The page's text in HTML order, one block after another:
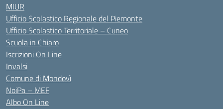
MIUR
Ufficio Scolastico Regionale del Piemonte
Ufficio Scolastico Territoriale – Cuneo
Scuola in Chiaro
Iscrizioni On Line
Invalsi
Comune di Mondovì
NoiPa – MEF
Albo On Line